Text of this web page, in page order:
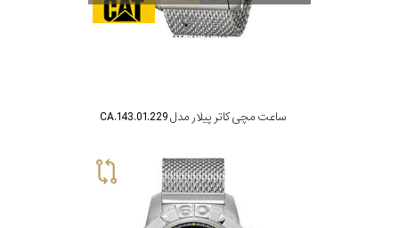
ساعت مچی کاتر پیلار مدل CA.143.01.229